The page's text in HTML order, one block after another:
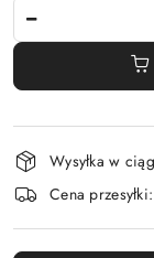
Dostępność
i
dostawa
Wysyłka w
Cena przesyłki: